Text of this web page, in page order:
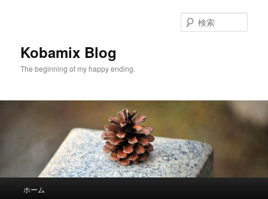
Kobamix Blog
The beginning of my happy ending.
索
ホーム